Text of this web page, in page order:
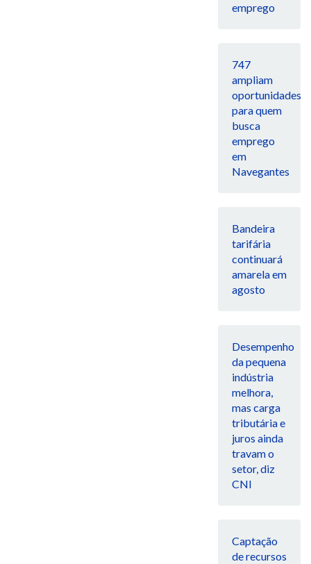
emprego
747
ampliam
oportunidades
para quem
busca
emprego
em
Navegantes
Bandeira
tarifária
continuará
amarela em
agosto
Desempenho
da pequena
indústria
melhora,
mas carga
tributária e
juros ainda
travam o
setor, diz
CNI
Captação
de recursos